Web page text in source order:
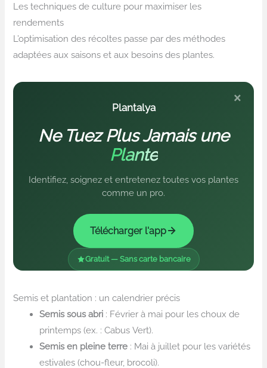
Les techniques de culture pour maximiser les
rendements
L’optimisation des récoltes passe par des méthodes
adaptées aux saisons et aux besoins des plantes.
×
Plantalya
Ne Tuez Plus Jamais une
Plante
Identifiez, soignez et entretenez toutes vos plantes
comme un pro.
Télécharger l'app
Gratuit — Sans carte bancaire
Semis et plantation : un calendrier précis
Semis sous abri : Février à mai pour les choux de
printemps (ex. : Cabus Vert).
Semis en pleine terre : Mai à juillet pour les variétés
estivales (chou-fleur, brocoli).